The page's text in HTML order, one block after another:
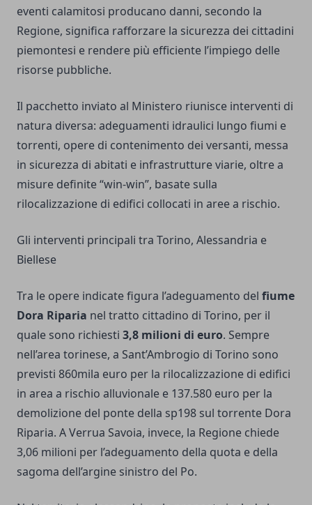
eventi calamitosi producano danni, secondo la
Regione, significa rafforzare la sicurezza dei cittadini
piemontesi e rendere più efficiente l’impiego delle
risorse pubbliche.
Il pacchetto inviato al Ministero riunisce interventi di
natura diversa: adeguamenti idraulici lungo fiumi e
torrenti, opere di contenimento dei versanti, messa
in sicurezza di abitati e infrastrutture viarie, oltre a
misure definite “win-win”, basate sulla
rilocalizzazione di edifici collocati in aree a rischio.
Gli interventi principali tra Torino, Alessandria e
Biellese
Tra le opere indicate figura l’adeguamento del fiume
Dora Riparia nel tratto cittadino di Torino, per il
quale sono richiesti 3,8 milioni di euro. Sempre
nell’area torinese, a Sant’Ambrogio di Torino sono
previsti 860mila euro per la rilocalizzazione di edifici
in area a rischio alluvionale e 137.580 euro per la
demolizione del ponte della sp198 sul torrente Dora
Riparia. A Verrua Savoia, invece, la Regione chiede
3,06 milioni per l’adeguamento della quota e della
sagoma dell’argine sinistro del Po.